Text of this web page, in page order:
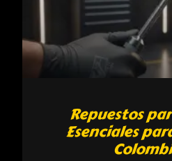
Repuestos
Esenciales